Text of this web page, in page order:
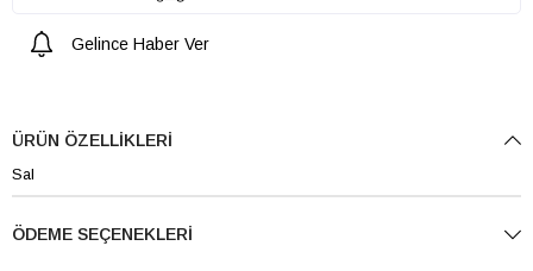
Gelince Haber Ver
ÜRÜN ÖZELLIKLERI
Sal
ÖDEME SEÇENEKLERI